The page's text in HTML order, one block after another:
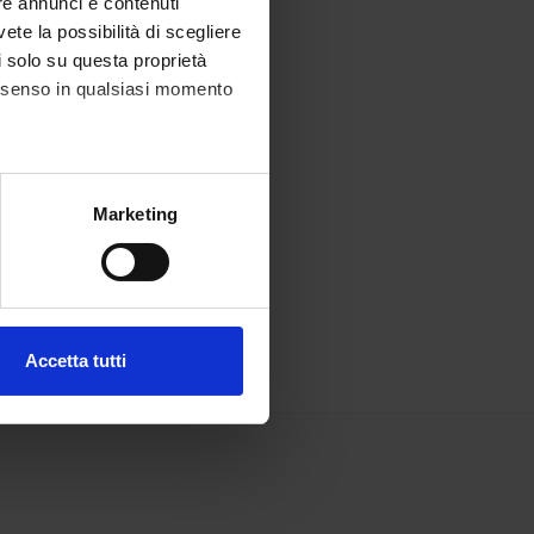
la possibilità di scegliere
su questa proprietà
in qualsiasi momento
metro,Marketing
Accetta tutti